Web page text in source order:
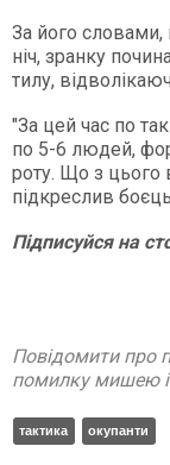
За його словами,
ніч, зранку
тилу,
"За цей час по
по 5-6 людей,
роту. Що з цього
підкреслив
Підписуйсяна
Повідомити про
помилку мишею і
тактика окупанти